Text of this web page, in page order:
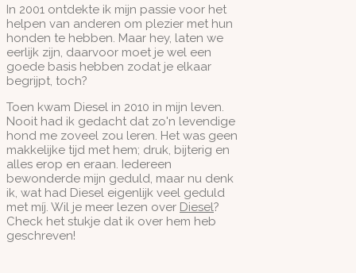
In 2001 ontdekte ik mijn passie voor het
helpen van anderen om plezier met hun
honden te hebben. Maar hey, laten we
eerlijk zijn, daarvoor moet je wel een
goede basis hebben zodat je elkaar
begrijpt, toch?
Toen kwam Diesel in 2010 in mijn leven.
Nooit had ik gedacht dat zo'n levendige
hond me zoveel zou leren. Het was geen
makkelijke tijd met hem; druk, bijterig en
alles erop en eraan. Iedereen
bewonderde mijn geduld, maar nu denk
ik, wat had Diesel eigenlijk veel geduld
met míj. Wil je meer lezen over Diesel?
Check het stukje dat ik over hem heb
geschreven!